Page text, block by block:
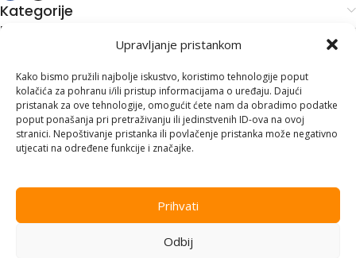
Upravljanje pristankom
Kako bismo pružili najbolje iskustvo, koristimo tehnologije poput
kolačića za pohranu i/ili pristup informacijama o uređaju. Dajući
pristanak za ove tehnologije, omogućit ćete nam da obradimo podatke
poput ponašanja pri pretraživanju ili jedinstvenih ID-ova na ovoj
stranici. Nepoštivanje pristanka ili povlačenje pristanka može negativno
utjecati na određene funkcije i značajke.
Prihvati
Odbij
Kategorije
Kupovina i podrška
Kontakt informacije
Branilaca Bosne, 75 300 Lukavac
+387 35 555 999
info@pconer.ba